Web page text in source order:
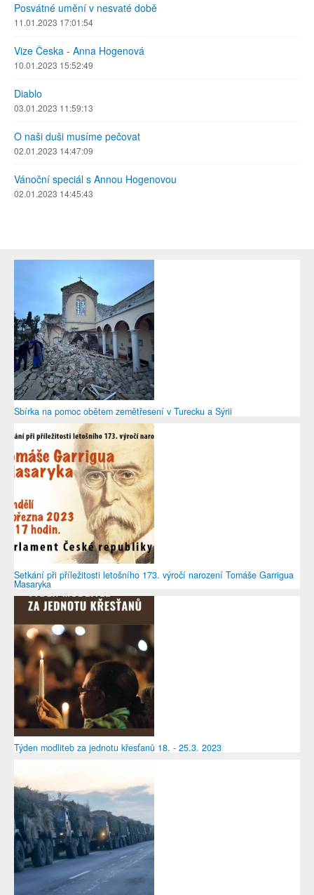
Posvátné umění v nesvaté době
11.01.2023 17:01:54
Vize Česka - Anna Hogenová
10.01.2023 15:52:49
Diablo
03.01.2023 11:59:13
O naši duši musíme pečovat
02.01.2023 14:47:09
Vánoční speciál s Annou Hogenovou
02.01.2023 14:45:43
Sbírka na pomoc obětem zemětřesení v Turecku a Sýrii
Setkání při příležitosti letošního 173. výročí narození Tomáše Garrigua
Masaryka
Týden modliteb za jednotu křesťanů 18. - 25.3. 2023